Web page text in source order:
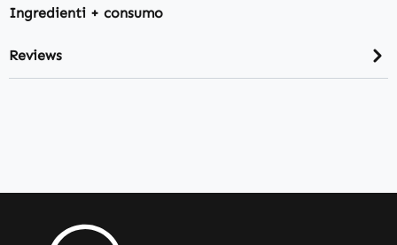
Ingredienti + consumo
Reviews